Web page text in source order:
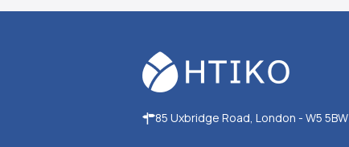
85 Uxbridge Road, London - W5 5BW